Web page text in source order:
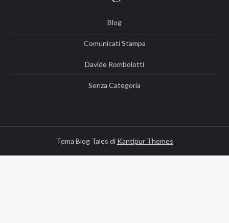
Blog
Comunicati Stampa
Davide Rombolotti
Senza Categoria
Tema Blog Tales di Kantipur Themes